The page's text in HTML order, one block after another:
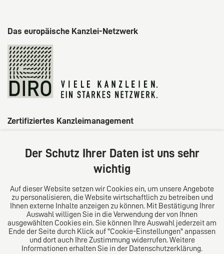
Das europäische Kanzlei-Netzwerk
Zertifiziertes Kanzleimanagement
Der Schutz Ihrer Daten ist uns sehr
wichtig
Auf dieser Website setzen wir Cookies ein, um unsere Angebote
zu personalisieren, die Website wirtschaftlich zu betreiben und
Ihnen externe Inhalte anzeigen zu können. Mit Bestätigung Ihrer
Auswahl willigen Sie in die Verwendung der von Ihnen
ausgewählten Cookies ein. Sie können Ihre Auswahl jederzeit am
Ende der Seite durch Klick auf "Cookie-Einstellungen" anpassen
und dort auch Ihre Zustimmung widerrufen. Weitere
Informationen erhalten Sie in der Datenschutzerklärung.